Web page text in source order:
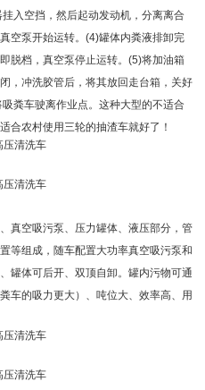
入空挡，然后起动发动机，分离离合
空泵开始运转。(4)罐体内粪液排卸完
脱档，真空泵停止运转。(5)将加油箱
，冲洗胶管后，将其放回走台箱，关好
粪车驶离作业点。这种大型的不适合
合农村使用三轮的抽渣车就好了！
真空吸污泵、压力罐体、液压部分，管
等组成，随车配置大功率真空吸污泵和
罐体可后开、双顶自卸。罐内污物可通
车的吸力更大）、吨位大、效率高、用